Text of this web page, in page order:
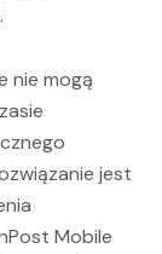
nie mogą
jest
Mobile